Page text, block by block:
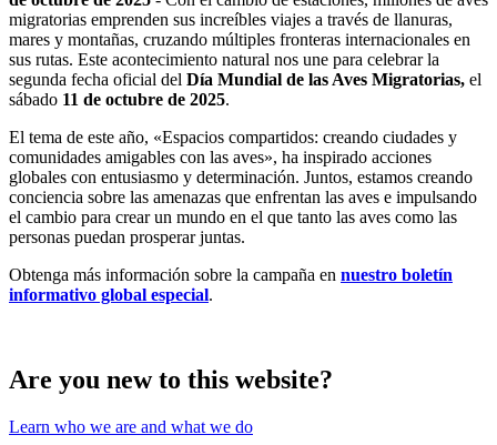
migratorias emprenden sus increíbles viajes a través de llanuras,
mares y montañas, cruzando múltiples fronteras internacionales en
sus rutas. Este acontecimiento natural nos une para celebrar la
segunda fecha oficial del Día Mundial de las Aves Migratorias, el
sábado 11 de octubre de 2025.
El tema de este año, «Espacios compartidos: creando ciudades y
comunidades amigables con las aves», ha inspirado acciones
globales con entusiasmo y determinación. Juntos, estamos creando
conciencia sobre las amenazas que enfrentan las aves e impulsando
el cambio para crear un mundo en el que tanto las aves como las
personas puedan prosperar juntas.
Obtenga más información sobre la campaña en nuestro boletín
informativo global especial.
Are you new to this website?
Learn who we are and what we do